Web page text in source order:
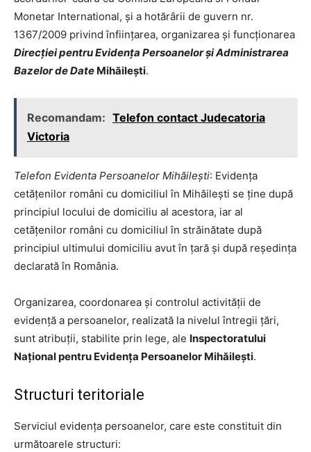
Monetar International, și a hotărârii de guvern nr.
1367/2009 privind înființarea, organizarea și funcționarea
Direcției pentru Evidența Persoanelor și Administrarea
Bazelor de Date Mihăilești.
Recomandam: Telefon contact Judecatoria
Victoria
Telefon Evidenta Persoanelor Mihăilești: Evidența
cetățenilor români cu domiciliul în Mihăilești se ține după
principiul locului de domiciliu al acestora, iar al
cetățenilor români cu domiciliul în străinătate după
principiul ultimului domiciliu avut în țară și după reședința
declarată în România.
Organizarea, coordonarea și controlul activității de
evidență a persoanelor, realizată la nivelul întregii țări,
sunt atribuții, stabilite prin lege, ale Inspectoratului
Național pentru Evidența Persoanelor Mihăilești.
Structuri teritoriale
Serviciul evidența persoanelor, care este constituit din
următoarele structuri: